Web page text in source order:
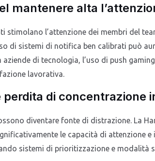
mantenere alta
stimolano l’attenzione dei membri del
di sistemi di notifica ben calibrati può
di tecnologia, l’uso di push
lavorativa.
perdita di concentrazione
diventare fonte di distrazione. La
le capacità di attenzione
sistemi di prioritizzazione e modalità